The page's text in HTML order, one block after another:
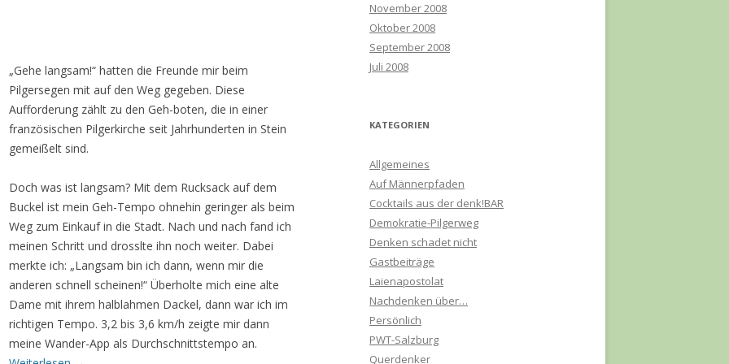
„Gehe langsam!“ hatten die Freunde mir beim
Pilgersegen mit auf den Weg gegeben. Diese
Aufforderung zählt zu den Geh-boten, die in einer
französischen Pilgerkirche seit Jahrhunderten in Stein
gemeißelt sind.
Doch was ist langsam? Mit dem Rucksack auf dem
Buckel ist mein Geh-Tempo ohnehin geringer als beim
Weg zum Einkauf in die Stadt. Nach und nach fand ich
meinen Schritt und drosslte ihn noch weiter. Dabei
merkte ich: „Langsam bin ich dann, wenn mir die
anderen schnell scheinen!“ Überholte mich eine alte
Dame mit ihrem halblahmen Dackel, dann war ich im
richtigen Tempo. 3,2 bis 3,6 km/h zeigte mir dann
meine Wander-App als Durchschnittstempo an.
November 2008
Oktober 2008
September 2008
Juli 2008
KATEGORIEN
Allgemeines
Auf Männerpfaden
Cocktails aus der denk!BAR
Demokratie-Pilgerweg
Denken schadet nicht
Gastbeiträge
Laienapostolat
Nachdenken über…
Persönlich
PWT-Salzburg
Querdenker